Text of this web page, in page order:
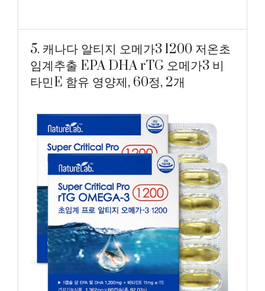
5. 캐나다 알티지 오메가3 1200 저온초
임계추출 EPA DHA rTG 오메가3 비
타민E 함유 영양제, 60정, 2개